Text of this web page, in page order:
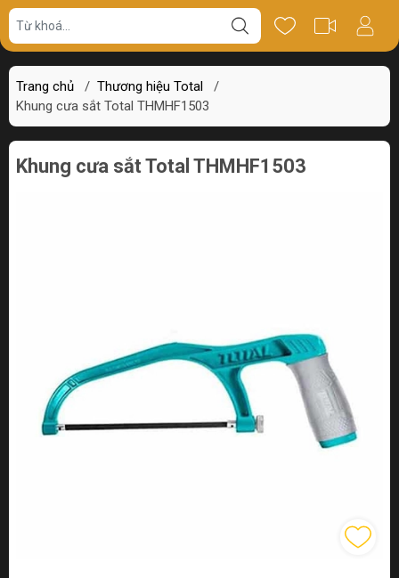
Trang chủ / Thương hiệu Total
/
Khung cưa sắt Total THMHF1503
Giá bán Thông số Review
Khung cưa sắt Total THMHF1503